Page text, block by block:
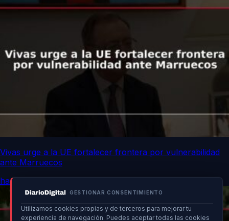
GESTIONAR CONSENTIMIENTO
Utilizamos cookies propias y de terceros para mejorar tu
experiencia de navegación. Puedes aceptar todas las cookies
Vivas urge a la UE fortalecer frontera por vulnerabilidad
ante Marruecos
hace 3h